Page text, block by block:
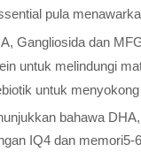
pula
Gangliosida dan
untuk melindungi
untuk
bahawa
IQ4 dan